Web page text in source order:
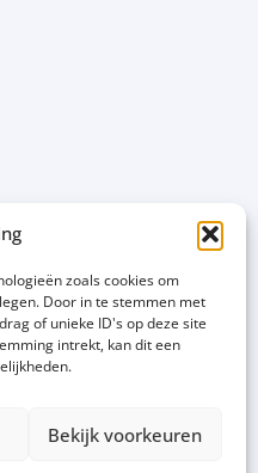
zoals cookies om
Door in te stemmen met
of unieke ID's op deze site
intrekt, kan dit een
Bekijk voorkeuren